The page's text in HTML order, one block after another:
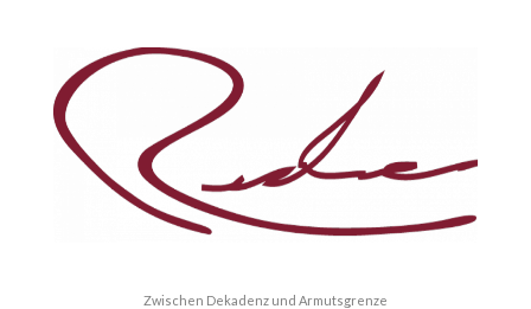
Zwischen Dekadenz und Armutsgrenze